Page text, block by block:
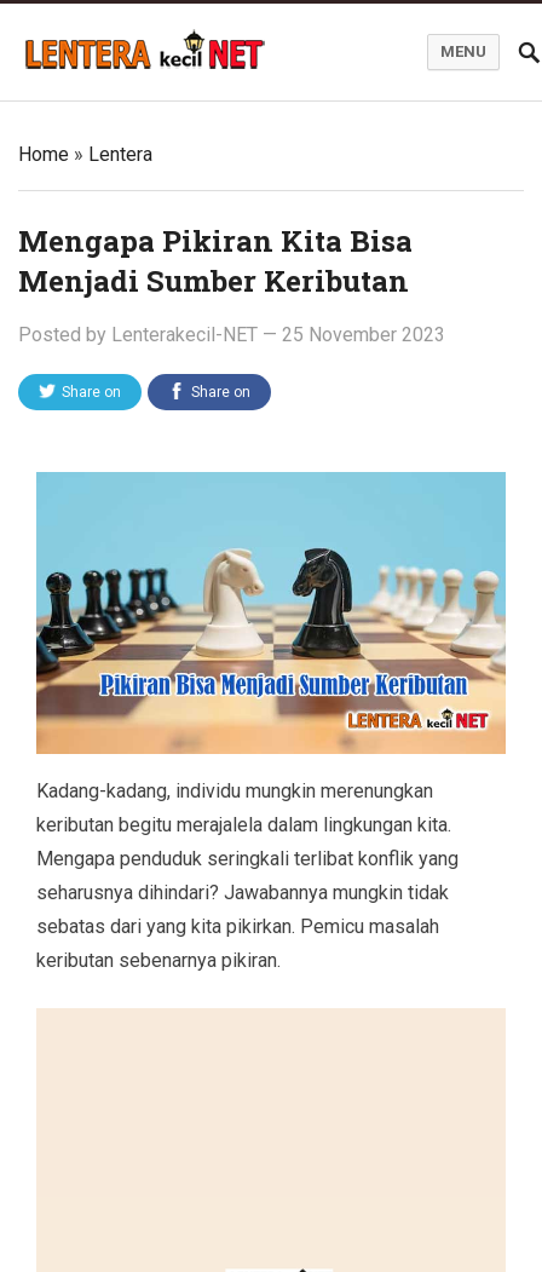
MENU
Home » Lentera
Mengapa Pikiran Kita Bisa
Menjadi Sumber Keributan
Posted by Lenterakecil-NET — 25 November 2023
Share on Share on
Kadang-kadang, individu mungkin merenungkan
keributan begitu merajalela dalam lingkungan kita.
Mengapa penduduk seringkali terlibat konflik yang
seharusnya dihindari? Jawabannya mungkin tidak
sebatas dari yang kita pikirkan. Pemicu masalah
keributan sebenarnya pikiran.